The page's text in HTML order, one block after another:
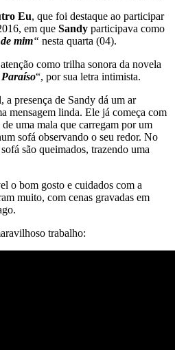
Eu, que foi destaque ao participar
em que Sandy participava como
mim“ nesta quarta (04).
como trilha sonora da novela
“, por sua letra intimista.
presença de Sandy dá um ar
mensagem linda. Ele já começa com
uma mala que carregam por um
sofá observando o seu redor. No
são queimados, trazendo uma
o bom gosto e cuidados com a
muito, com cenas gravadas em
trabalho: